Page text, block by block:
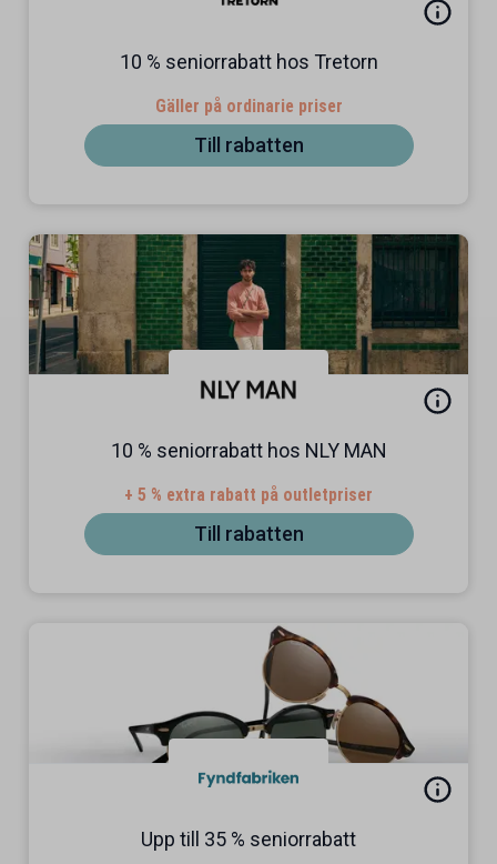
10 % seniorrabatt hos Tretorn
Gäller på ordinarie priser
Till rabatten
10 % seniorrabatt hos NLY MAN
+ 5 % extra rabatt på outletpriser
Till rabatten
Upp till 35 % seniorrabatt